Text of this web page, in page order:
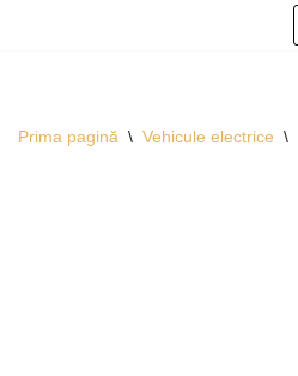
Prima pagină \ Vehicule electrice \